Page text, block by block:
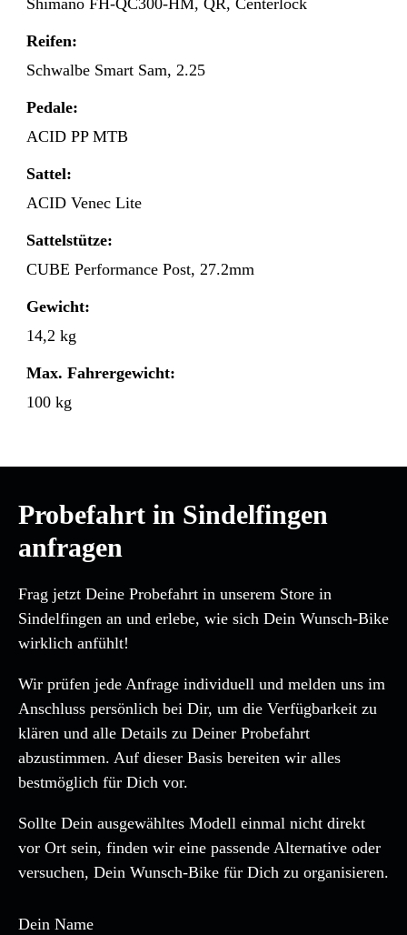
Shimano FH-QC300-HM, QR, Centerlock
Reifen:
Schwalbe Smart Sam, 2.25
Pedale:
ACID PP MTB
Sattel:
ACID Venec Lite
Sattelstütze:
CUBE Performance Post, 27.2mm
Gewicht:
14,2 kg
Max. Fahrergewicht:
100 kg
Probefahrt in Sindelfingen
anfragen
Frag jetzt Deine Probefahrt in unserem Store in
Sindelfingen an und erlebe, wie sich Dein Wunsch-Bike
wirklich anfühlt!
Wir prüfen jede Anfrage individuell und melden uns im
Anschluss persönlich bei Dir, um die Verfügbarkeit zu
klären und alle Details zu Deiner Probefahrt
abzustimmen. Auf dieser Basis bereiten wir alles
bestmöglich für Dich vor.
Sollte Dein ausgewähltes Modell einmal nicht direkt
vor Ort sein, finden wir eine passende Alternative oder
versuchen, Dein Wunsch-Bike für Dich zu organisieren.
Dein Name